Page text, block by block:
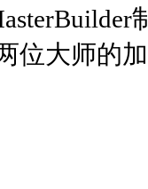
位大师的